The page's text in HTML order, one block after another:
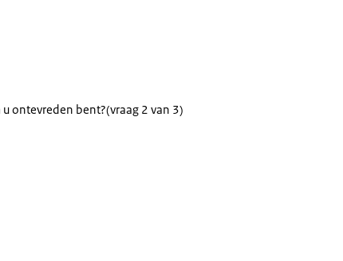
ontevreden bent?(vraag 2 van 3)